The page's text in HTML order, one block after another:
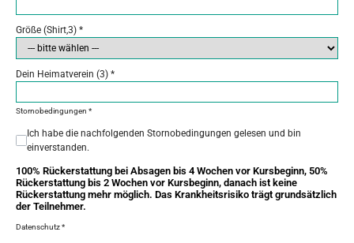
Größe (Shirt,3) *
Dein Heimatverein (3) *
Stornobedingungen *
Ich habe die nachfolgenden Stornobedingungen gelesen und bin
einverstanden.
100% Rückerstattung bei Absagen bis 4 Wochen vor Kursbeginn, 50%
Rückerstattung bis 2 Wochen vor Kursbeginn, danach ist keine
Rückerstattung mehr möglich. Das Krankheitsrisiko trägt grundsätzlich
der Teilnehmer.
Datenschutz*